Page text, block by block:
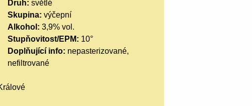
Druh: světlé
Skupina: výčepní
Alkohol: 3,9% vol.
Stupňovitost/EPM: 10°
Doplňující info: nepasterizované,
nefiltrované